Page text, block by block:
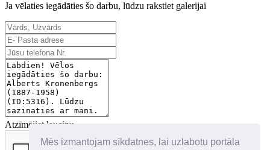
Mēs izmantojam sīkdatnes, lai uzlabotu portāla
Ja vēlaties iegādāties šo darbu, lūdzu rakstiet galerijai
Atzīmējiet lauciņu